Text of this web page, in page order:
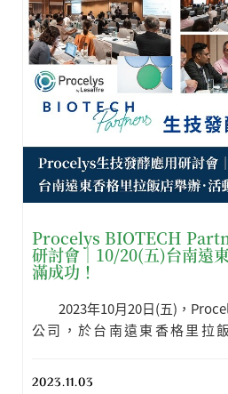
Procelys BIOTECH
研討會︱10/20(五)台南遠
滿成功！
2023年10月20日(五)，
公司，於台南遠東香格里拉
2023.11.03